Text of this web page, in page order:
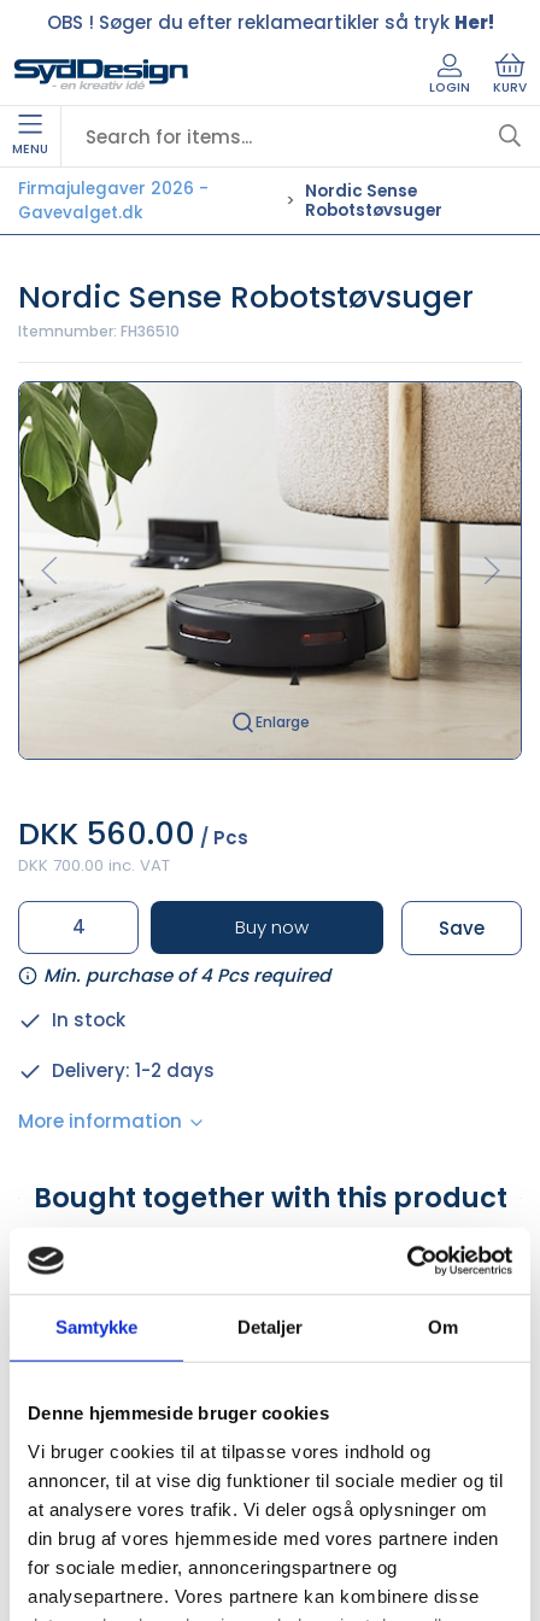
Samtykke Detaljer Om
Denne hjemmeside bruger cookies
Vi bruger cookies til at tilpasse vores indhold og
annoncer, til at vise dig funktioner til sociale medier og til
at analysere vores trafik. Vi deler også oplysninger om
din brug af vores hjemmeside med vores partnere inden
for sociale medier, annonceringspartnere og
analysepartnere. Vores partnere kan kombinere disse
OBS ! Søger du efter reklameartikler så tryk Her!
LOGIN KURV
MENU
Firmajulegaver 2026 -
Gavevalget.dk
Nordic Sense
Robotstøvsuger
Nordic Sense Robotstøvsuger
Itemnumber: FH36510
Enlarge
DKK 560.00 / Pcs
DKK 700.00 inc. VAT
Buy now
Min. purchase of 4 Pcs required
Save
In stock
Delivery: 1-2 days
More information
Bought together with this product
Hâws Espressomaskine 7-i-
1
DKK 560.00/ Pcs
FH36579
#Morsø Stegepandesæt
dele, Fossil
DKK 560.00/ Pcs